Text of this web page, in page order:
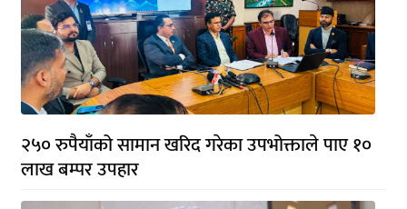
२५० रुपैयाँको सामान खरिद गरेका उपभोक्ताले पाए १०
लाख बम्पर उपहार